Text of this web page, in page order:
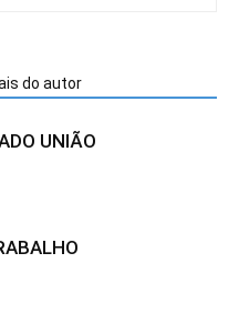
do autor
UNIÃO